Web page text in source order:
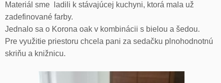
Materiál sme ladili k stávajúcej kuchyni, ktorá mala už
zadefinované farby.
Jednalo sa o Korona oak v kombinácii s bielou a šedou.
Pre využitie priestoru chcela pani za sedačku plnohodnotnú
skriňu a knižnicu.